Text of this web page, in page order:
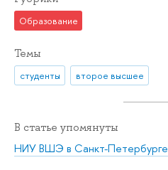
Образование
Темы
студенты второе высшее
В статье упомянуты
НИУ ВШЭ в Санкт-Петербурге